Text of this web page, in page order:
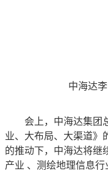
中海达
会上，中海达集团总
业、大布局、大渠道》
的推动下，中海达将继
产业 、测绘地理信息